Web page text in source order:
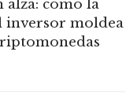
alza: cómo la
inversor moldea